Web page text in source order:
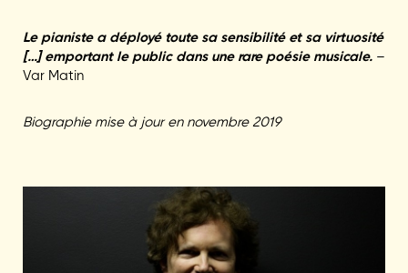
Le pianiste a déployé toute sa sensibilité et sa virtuosité
[…] emportant le public dans une rare poésie musicale. –
Var Matin
Biographie mise à jour en novembre 2019